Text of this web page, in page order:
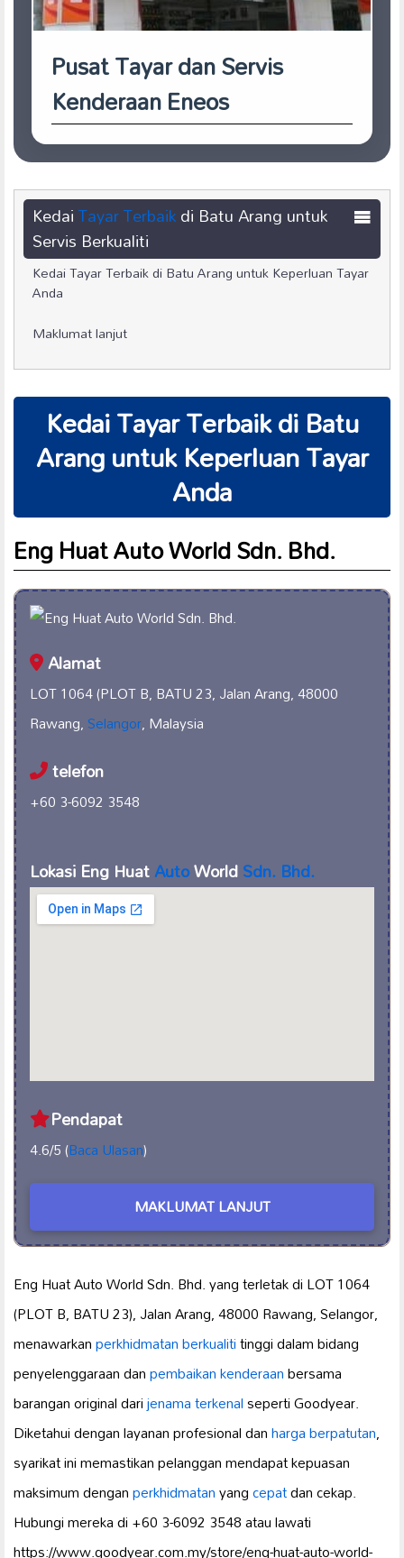
Pusat Tayar dan Servis
Kenderaan Eneos
KedaiTayar Terbaikdi Batu Arang untuk
Servis Berkualiti
Kedai Tayar Terbaik di Batu Arang untuk Keperluan Tayar
Anda
Maklumat lanjut
Kedai Tayar Terbaik di Batu
Arang untuk Keperluan Tayar
Anda
Eng Huat Auto World Sdn. Bhd.
Alamat
LOT 1064 (PLOT B, BATU 23, Jalan Arang, 48000
Rawang,Selangor, Malaysia
telefon
+60 3-6092 3548
Lokasi Eng HuatAutoWorldSdn. Bhd.
Pendapat
4.6/5 (Baca Ulasan)
MAKLUMAT LANJUT
Eng Huat Auto World Sdn. Bhd. yang terletak di LOT 1064
(PLOT B, BATU 23), Jalan Arang, 48000 Rawang, Selangor,
menawarkanperkhidmatan berkualititinggi dalam bidang
penyelenggaraan danpembaikan kenderaanbersama
barangan original darijenama terkenalseperti Goodyear.
Diketahui dengan layanan profesional danharga berpatutan,
syarikat ini memastikan pelanggan mendapat kepuasan
maksimum denganperkhidmatanyangcepatdan cekap.
Hubungi mereka di +60 3-6092 3548 atau lawati
https://www.goodyear.com.my/store/eng-huat-auto-world-